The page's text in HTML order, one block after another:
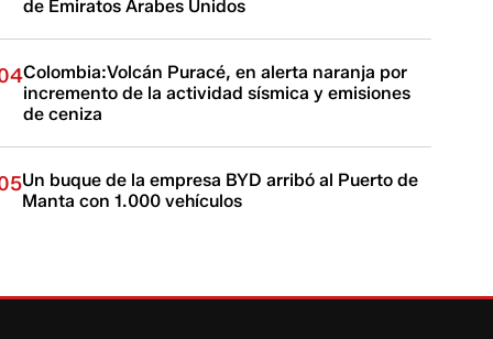
de Emiratos Árabes Unidos
Colombia:Volcán Puracé, en alerta naranja por
incremento de la actividad sísmica y emisiones
de ceniza
Un buque de la empresa BYD arribó al Puerto de
Manta con 1.000 vehículos